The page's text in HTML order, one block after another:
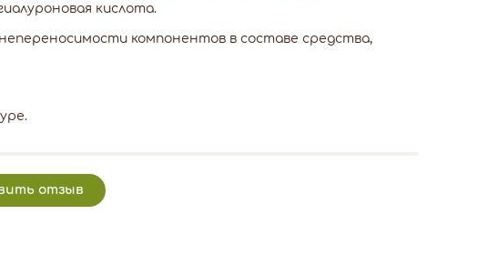
кислота.
непереносимости компонентов в составе средства,
отзыв